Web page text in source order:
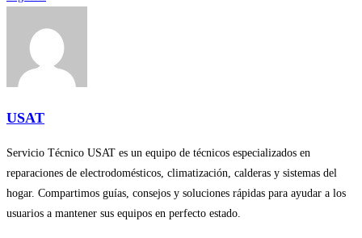
USAT
Servicio Técnico USAT es un equipo de técnicos especializados en
reparaciones de electrodomésticos, climatización, calderas y sistemas del
hogar. Compartimos guías, consejos y soluciones rápidas para ayudar a los
usuarios a mantener sus equipos en perfecto estado.